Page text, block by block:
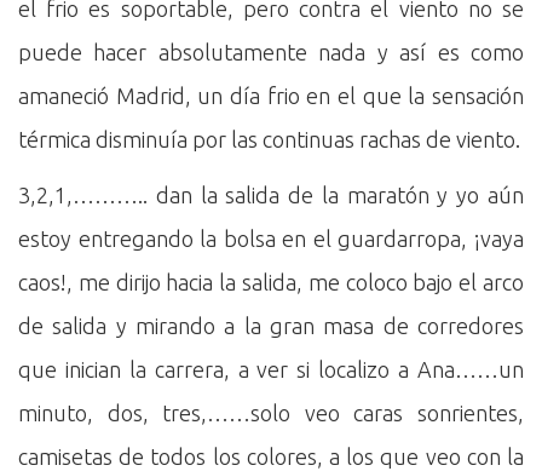
el frio es soportable, pero contra el viento no se
puede hacer absolutamente nada y así es como
amaneció Madrid, un día frio en el que la sensación
térmica disminuía por las continuas rachas de viento.
3,2,1,……….. dan la salida de la maratón y yo aún
estoy entregando la bolsa en el guardarropa, ¡vaya
caos!, me dirijo hacia la salida, me coloco bajo el arco
de salida y mirando a la gran masa de corredores
que inician la carrera, a ver si localizo a Ana……un
minuto, dos, tres,……solo veo caras sonrientes,
camisetas de todos los colores, a los que veo con la